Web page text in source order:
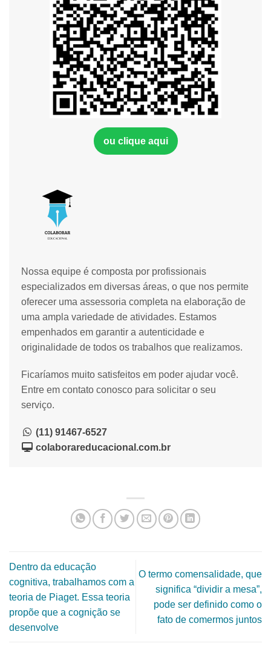
Nossa equipe é composta por profissionais
especializados em diversas áreas, o que nos permite
oferecer uma assessoria completa na elaboração de
uma ampla variedade de atividades. Estamos
empenhados em garantir a autenticidade e
originalidade de todos os trabalhos que realizamos.
Ficaríamos muito satisfeitos em poder ajudar você.
Entre em contato conosco para solicitar o seu
serviço.
(11) 91467-6527
colaborareducacional.com.br
ou clique aqui
Dentro da educação
cognitiva, trabalhamos com a
teoria de Piaget. Essa teoria
propõe que a cognição se
desenvolve
O termo comensalidade, que
significa “dividir a mesa”,
pode ser definido como o
fato de comermos juntos